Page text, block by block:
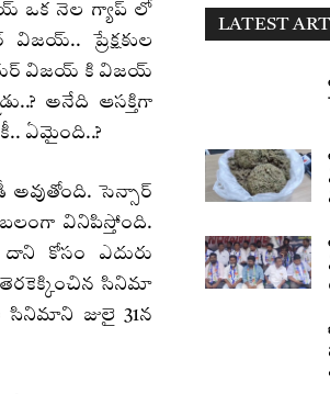
ఒక నెల గ్యాప్ లో
ప్రేక్షకుల
విజయ్ కి విజయ్
అనేది ఆసక్తిగా
ఏమైంది..?
సెన్సార్
బలంగా వినిపిస్తోంది.
కోసం ఎదురు
సినిమా
జులై 31న
LATEST